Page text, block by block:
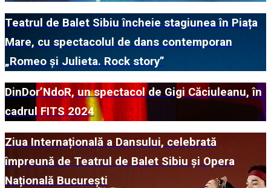
Teatrul de Balet Sibiu încheie stagiunea în Piața
Mare, cu spectacolul de dans contemporan
„Romeo și Julieta. Rock story”
DinDor’NdoR, un spectacol de Gigi Căciuleanu, în
cadrul FITS 2024
Ziua Internațională a Dansului, celebrată
împreună de Teatrul de Balet Sibiu și Opera
Națională București